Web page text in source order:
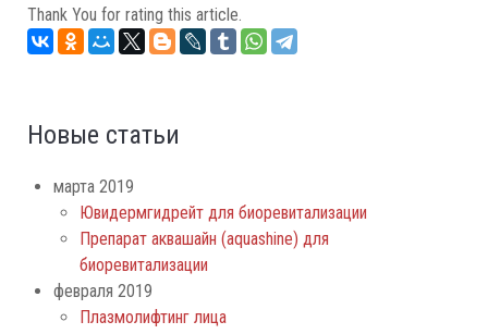
Thank You for rating this article.
Новые статьи
марта 2019
Ювидермгидрейт для биоревитализации
Препарат аквашайн (aquashine) для
биоревитализации
февраля 2019
Плазмолифтинг лица